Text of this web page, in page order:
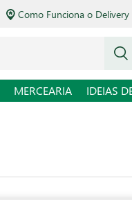
Como Funciona o Delivery
MERCEARIA IDEIAS